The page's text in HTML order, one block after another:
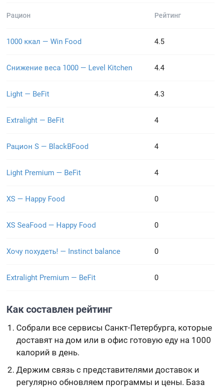
Рацион Рейтинг
1000 ккал — Win Food 4.5
Снижение веса 1000 — Level Kitchen 4.4
Light — BeFit 4.3
Extralight — BeFit 4
Рацион S — BlackBFood 4
Light Premium — BeFit 4
XS — Happy Food 0
XS SeaFood — Happy Food 0
Хочу похудеть! — Instinct balance 0
Extralight Premium — BeFit 0
Как составлен рейтинг
Собрали все сервисы Санкт-Петербурга, которые
доставят на дом или в офис готовую еду на 1000
калорий в день.
Держим связь с представителями доставок и
регулярно обновляем программы и цены. База